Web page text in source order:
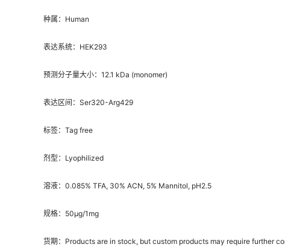
种属：Human
表达系统：HEK293
预测分子量大小：12.1 kDa (monomer)
表达区间：Ser320-Arg429
标签：Tag free
剂型：Lyophilized
溶液：0.085% TFA, 30% ACN, 5% Mannitol, pH2.5
规格：50μg/1mg
货期：Products are in stock, but custom products may require further